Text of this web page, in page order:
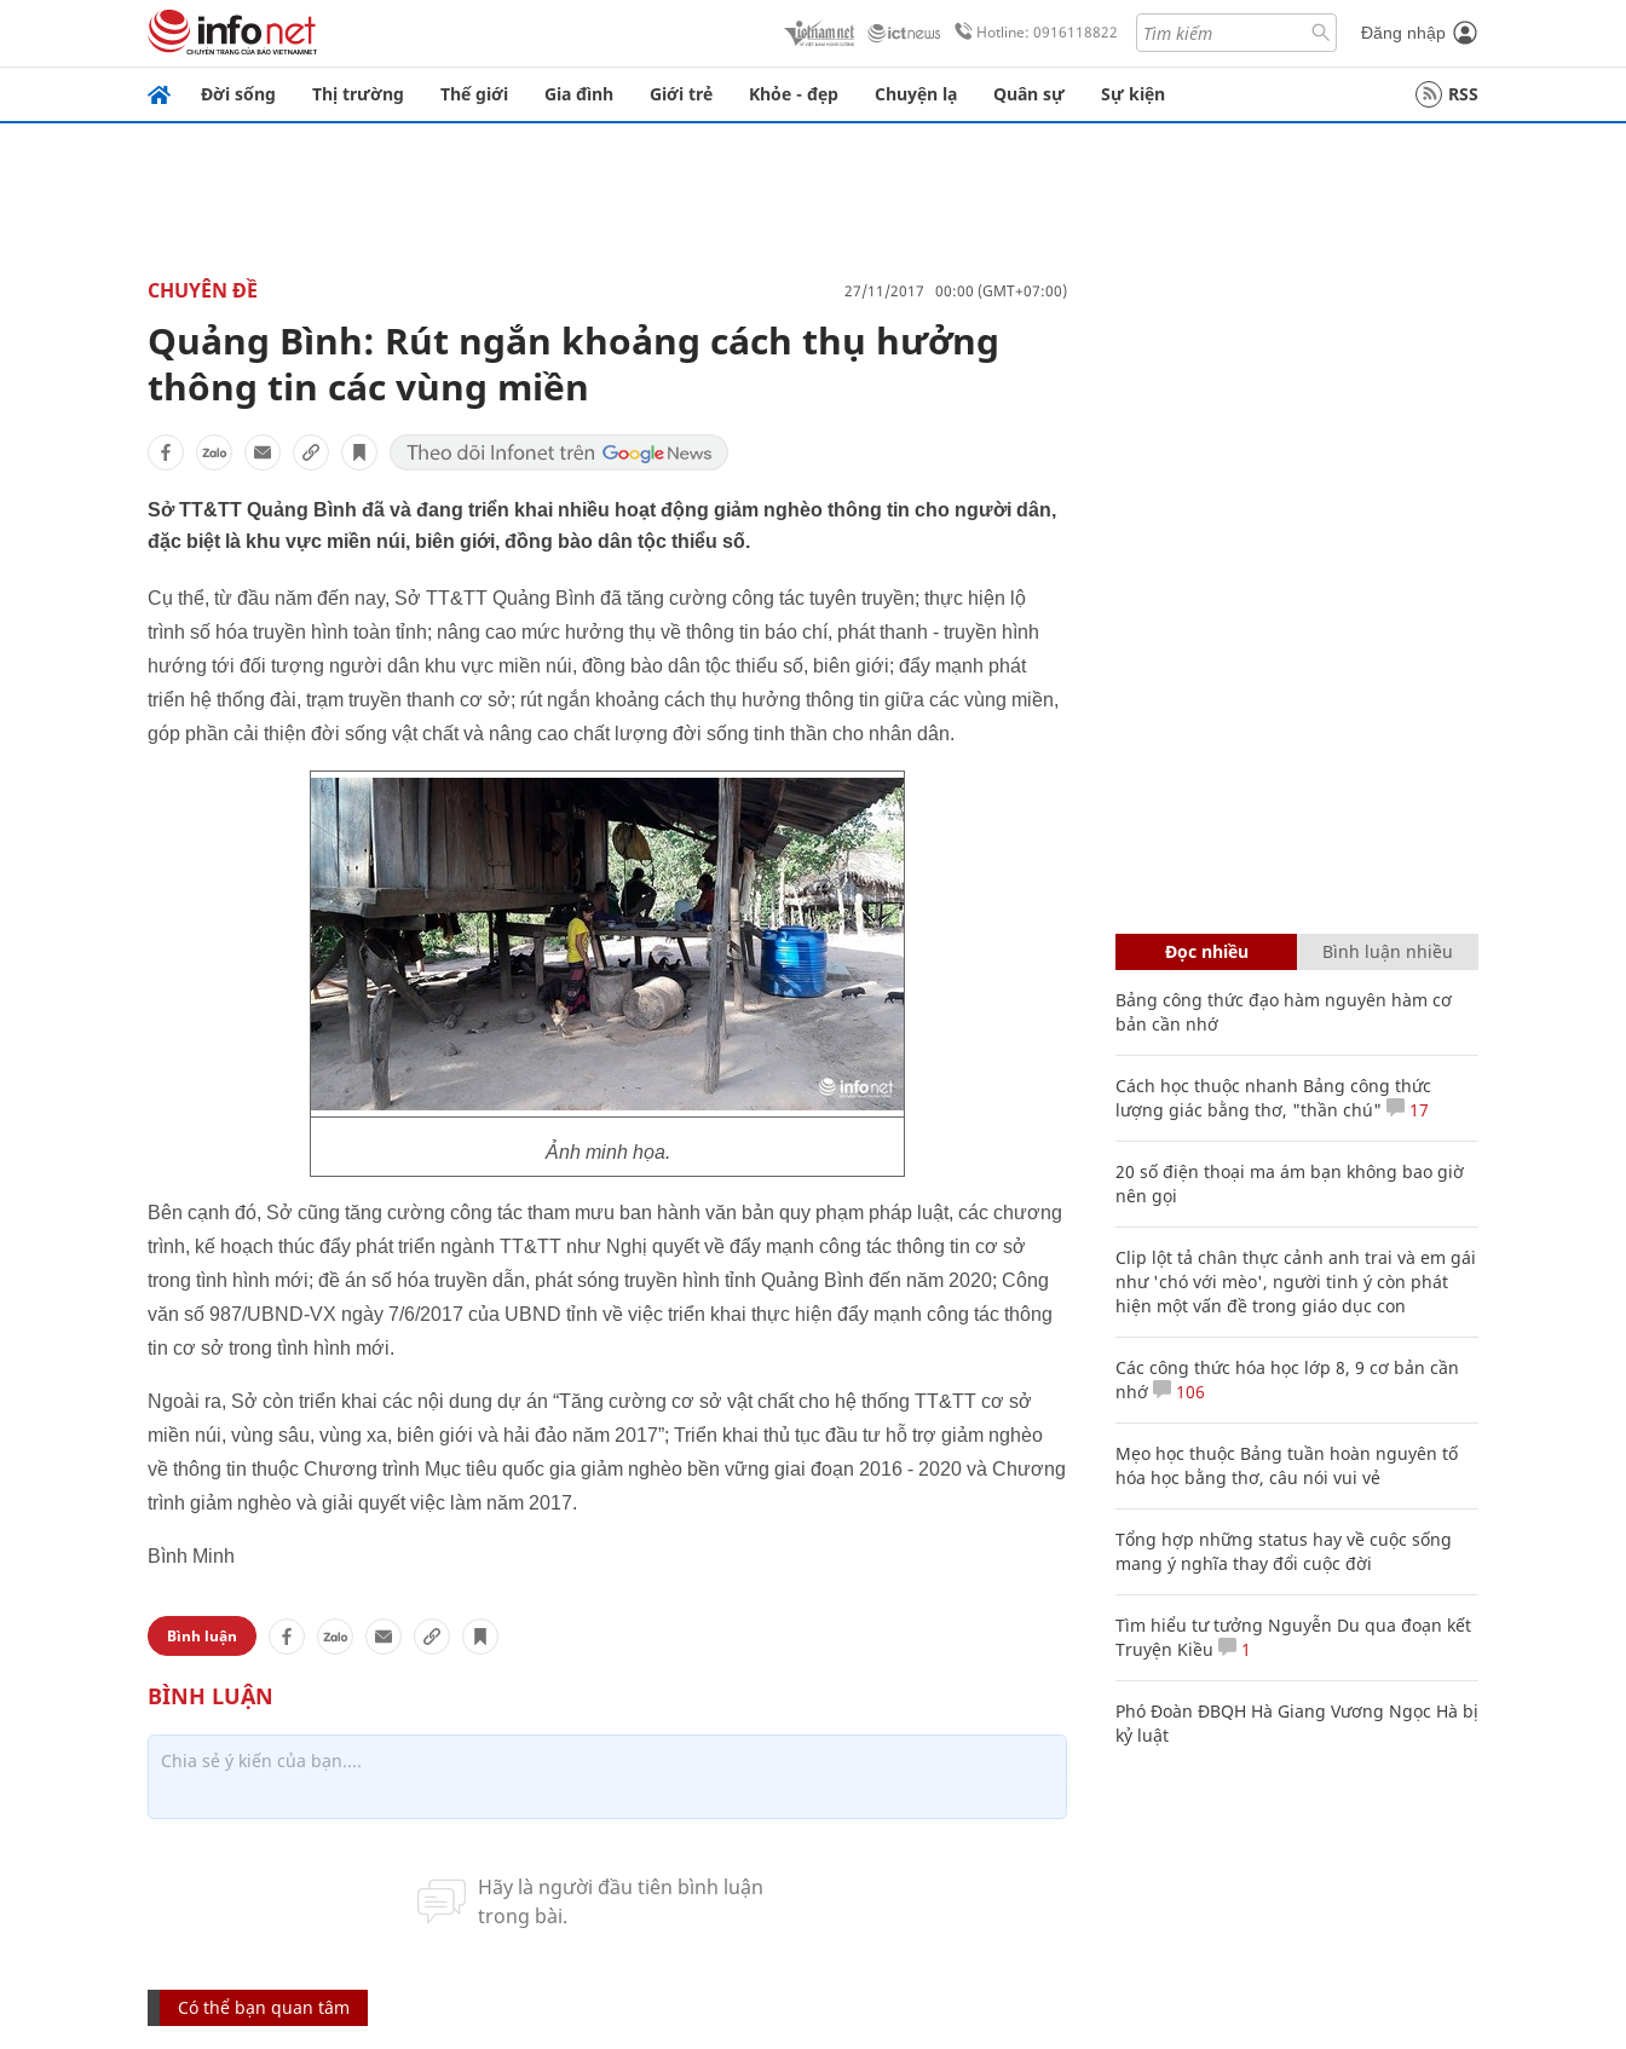
Hotline: 0916118822 Đăng nhập
Đời sống Thị trường Thế giới Gia đình Giới trẻ Khỏe - đẹp Chuyện lạ Quân sự Sự kiện RSS
CHUYÊN ĐỀ 27/11/2017 00:00 (GMT+07:00)
Quảng Bình: Rút ngắn khoảng cách thụ hưởng
thông tin các vùng miền
Sở TT&TT Quảng Bình đã và đang triển khai nhiều hoạt động giảm nghèo thông tin cho người dân,
đặc biệt là khu vực miền núi, biên giới, đồng bào dân tộc thiểu số.
Cụ thể, từ đầu năm đến nay, Sở TT&TT Quảng Bình đã tăng cường công tác tuyên truyền; thực hiện lộ
trình số hóa truyền hình toàn tỉnh; nâng cao mức hưởng thụ về thông tin báo chí, phát thanh - truyền hình
hướng tới đối tượng người dân khu vực miền núi, đồng bào dân tộc thiểu số, biên giới; đẩy mạnh phát
triển hệ thống đài, trạm truyền thanh cơ sở; rút ngắn khoảng cách thụ hưởng thông tin giữa các vùng miền,
góp phần cải thiện đời sống vật chất và nâng cao chất lượng đời sống tinh thần cho nhân dân.
Ảnh minh họa.
Bên cạnh đó, Sở cũng tăng cường công tác tham mưu ban hành văn bản quy phạm pháp luật, các chương
trình, kế hoạch thúc đẩy phát triển ngành TT&TT như Nghị quyết về đẩy mạnh công tác thông tin cơ sở
trong tình hình mới; đề án số hóa truyền dẫn, phát sóng truyền hình tỉnh Quảng Bình đến năm 2020; Công
văn số 987/UBND-VX ngày 7/6/2017 của UBND tỉnh về việc triển khai thực hiện đẩy mạnh công tác thông
tin cơ sở trong tình hình mới.
Ngoài ra, Sở còn triển khai các nội dung dự án “Tăng cường cơ sở vật chất cho hệ thống TT&TT cơ sở
miền núi, vùng sâu, vùng xa, biên giới và hải đảo năm 2017”; Triển khai thủ tục đầu tư hỗ trợ giảm nghèo
về thông tin thuộc Chương trình Mục tiêu quốc gia giảm nghèo bền vững giai đoạn 2016 - 2020 và Chương
trình giảm nghèo và giải quyết việc làm năm 2017.
Bình Minh
Bình luận
Có thể bạn quan tâm
Đọc nhiều Bình luận nhiều
Bảng công thức đạo hàm nguyên hàm cơ
bản cần nhớ
Cách học thuộc nhanh Bảng công thức
lượng giác bằng thơ, "thần chú"
17
20 số điện thoại ma ám bạn không bao giờ
nên gọi
Clip lột tả chân thực cảnh anh trai và em gái
như 'chó với mèo', người tinh ý còn phát
hiện một vấn đề trong giáo dục con
Các công thức hóa học lớp 8, 9 cơ bản cần
nhớ
106
Mẹo học thuộc Bảng tuần hoàn nguyên tố
hóa học bằng thơ, câu nói vui vẻ
Tổng hợp những status hay về cuộc sống
mang ý nghĩa thay đổi cuộc đời
Tìm hiểu tư tưởng Nguyễn Du qua đoạn kết
Truyện Kiều
1
Phó Đoàn ĐBQH Hà Giang Vương Ngọc Hà bị
kỷ luật